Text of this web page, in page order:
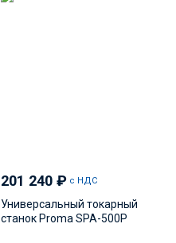
201 240₽ с НДС
Универсальный токарный
станок Proma SPA-500P